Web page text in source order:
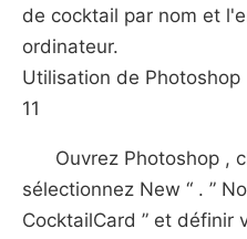
de cocktail par nom et
ordinateur.
Utilisation de Photoshop
11
Ouvrez Photoshop ,
sélectionnez New “ . ”
CocktailCard ” et définir